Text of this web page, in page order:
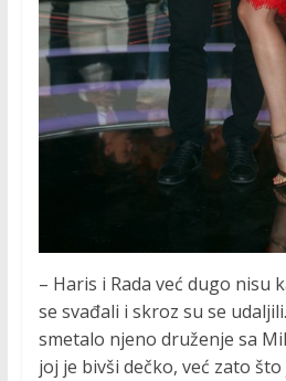
– Haris i Rada već dugo nisu
se svađali i skroz su se
smetalo njeno druženje sa
joj je bivši dečko, već zato